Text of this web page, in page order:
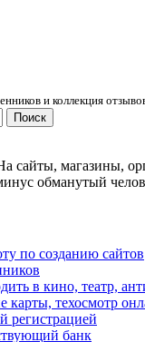
и коллекция
сайты, магазины,
обманутый
по созданию сайтов
в кино, театр,
карты, техосмотр
регистрацией
банк